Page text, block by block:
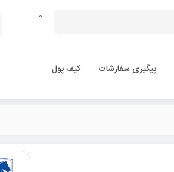
0
پیگیری سفارشات کیف پول